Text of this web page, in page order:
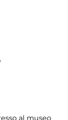
al museo